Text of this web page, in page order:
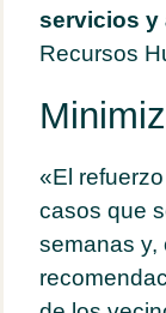
servicios y
Recursos
«El
casos que
semanas y,